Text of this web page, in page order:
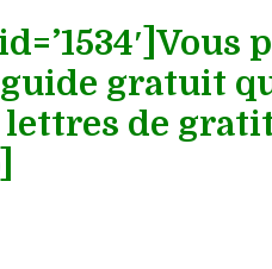
gratuit
lettres de